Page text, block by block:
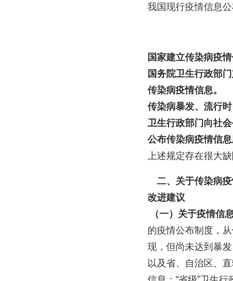
我国现行疫情信息
国家建立传染病疫情
国务院卫生行政部
传染病疫情信息。
传染病暴发、流行
卫生行政部门向社
公布传染病疫情信息
上述规定存在很大
二、关于传染病疫
改进建议
（一）关于疫情信
的疫情公布制度，
现，但尚未达到暴
以及省、自治区、